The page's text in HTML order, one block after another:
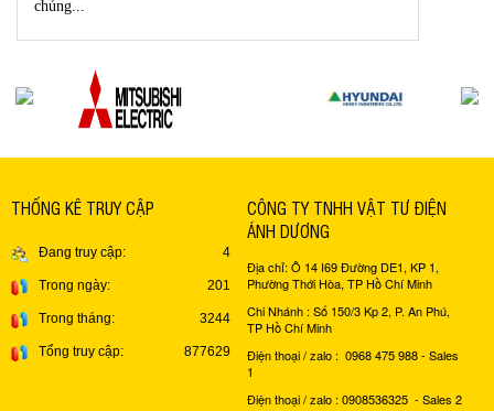
chủng...
THỐNG KÊ TRUY CẬP
Đang truy cập: 4
Trong ngày: 201
Trong tháng: 3244
Tổng truy cập: 877629
CÔNG TY TNHH VẬT TƯ ĐIỆN
ÁNH DƯƠNG
Địa chỉ: Ô 14 I69 Đường DE1, KP 1,
Phường Thới Hòa, TP Hồ Chí Minh
Chi Nhánh : Số 150/3 Kp 2, P. An Phú,
TP Hồ Chí Minh
Điện thoại / zalo : 0968 475 988 - Sales
1
Điện thoại / zalo : 0908536325 - Sales 2